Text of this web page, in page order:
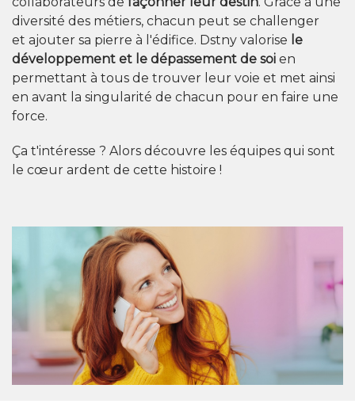
diversité des métiers, chacun peut se challenger
et ajouter sa pierre à l'édifice. Dstny valorise le
développement et le dépassement de soi en
permettant à tous de trouver leur voie et met ainsi
en avant la singularité de chacun pour en faire une
force.
Ça t'intéresse ? Alors découvre les équipes qui sont
le cœur ardent de cette histoire !